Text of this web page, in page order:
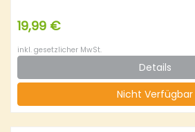
19,99 €
inkl. gesetzlicher MwSt.
Details
Nicht Verfügbar